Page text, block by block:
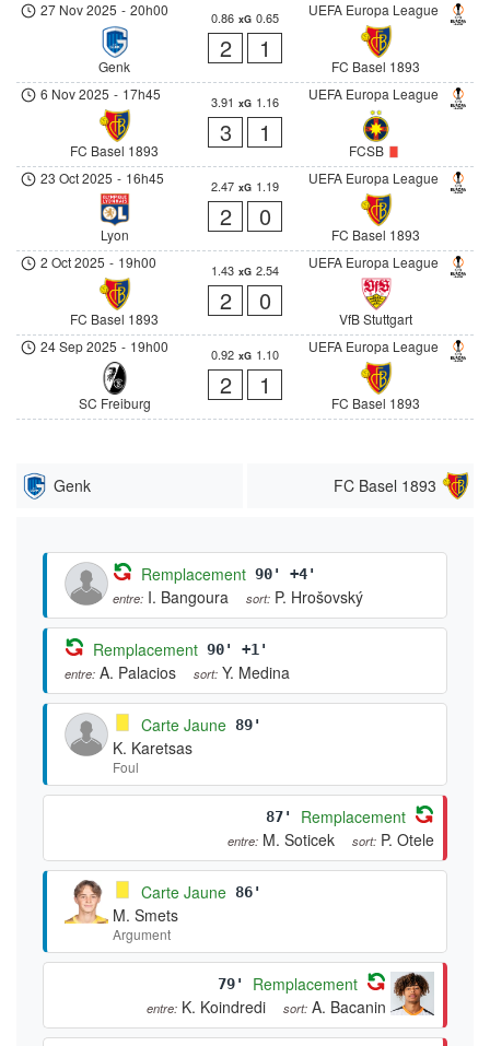
UEFA Europa League
27 Nov 2025 - 20h00
Genk
0.86 xG 0.65
2 1
FC Basel 1893
UEFA Europa League
6 Nov 2025 - 17h45
FC Basel 1893
3.91 xG 1.16
3 1
FCSB
UEFA Europa League
23 Oct 2025 - 16h45
Lyon
2.47 xG 1.19
2 0
FC Basel 1893
UEFA Europa League
2 Oct 2025 - 19h00
FC Basel 1893
1.43 xG 2.54
2 0
VfB Stuttgart
UEFA Europa League
24 Sep 2025 - 19h00
SC Freiburg
0.92 xG 1.10
2 1
FC Basel 1893
Genk FC Basel 1893
Remplacement 90' +4'
entre: I. Bangoura sort: P. Hrošovský
Remplacement 90' +1'
entre: A. Palacios sort: Y. Medina
Carte Jaune 89'
K. Karetsas
Foul
87' Remplacement
entre: M. Soticek sort: P. Otele
Carte Jaune 86'
M. Smets
Argument
79' Remplacement
entre: K. Koindredi sort: A. Bacanin